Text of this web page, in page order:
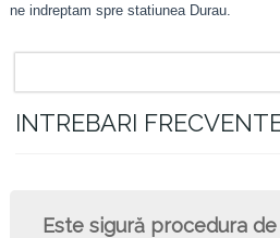
ne indreptam spre statiunea Durau.
INTREBARI
Este sigură procedura de